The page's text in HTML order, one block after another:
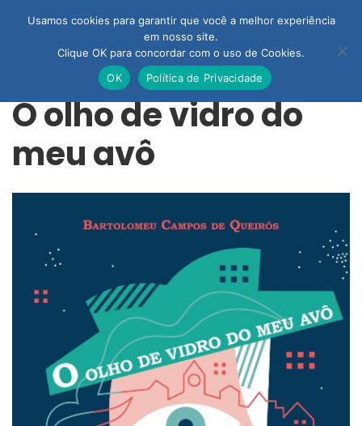
O olho de vidro do
meu avô
Usamos cookies para garantir que você a melhor experiência
em nosso site.
Clique OK para concordar com o uso de Cookies.
OK
Política de Privacidade